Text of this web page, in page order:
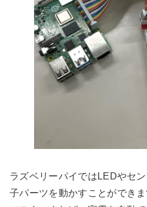
ラズベリーパイではLEDやセ
子パーツを動かすことができ